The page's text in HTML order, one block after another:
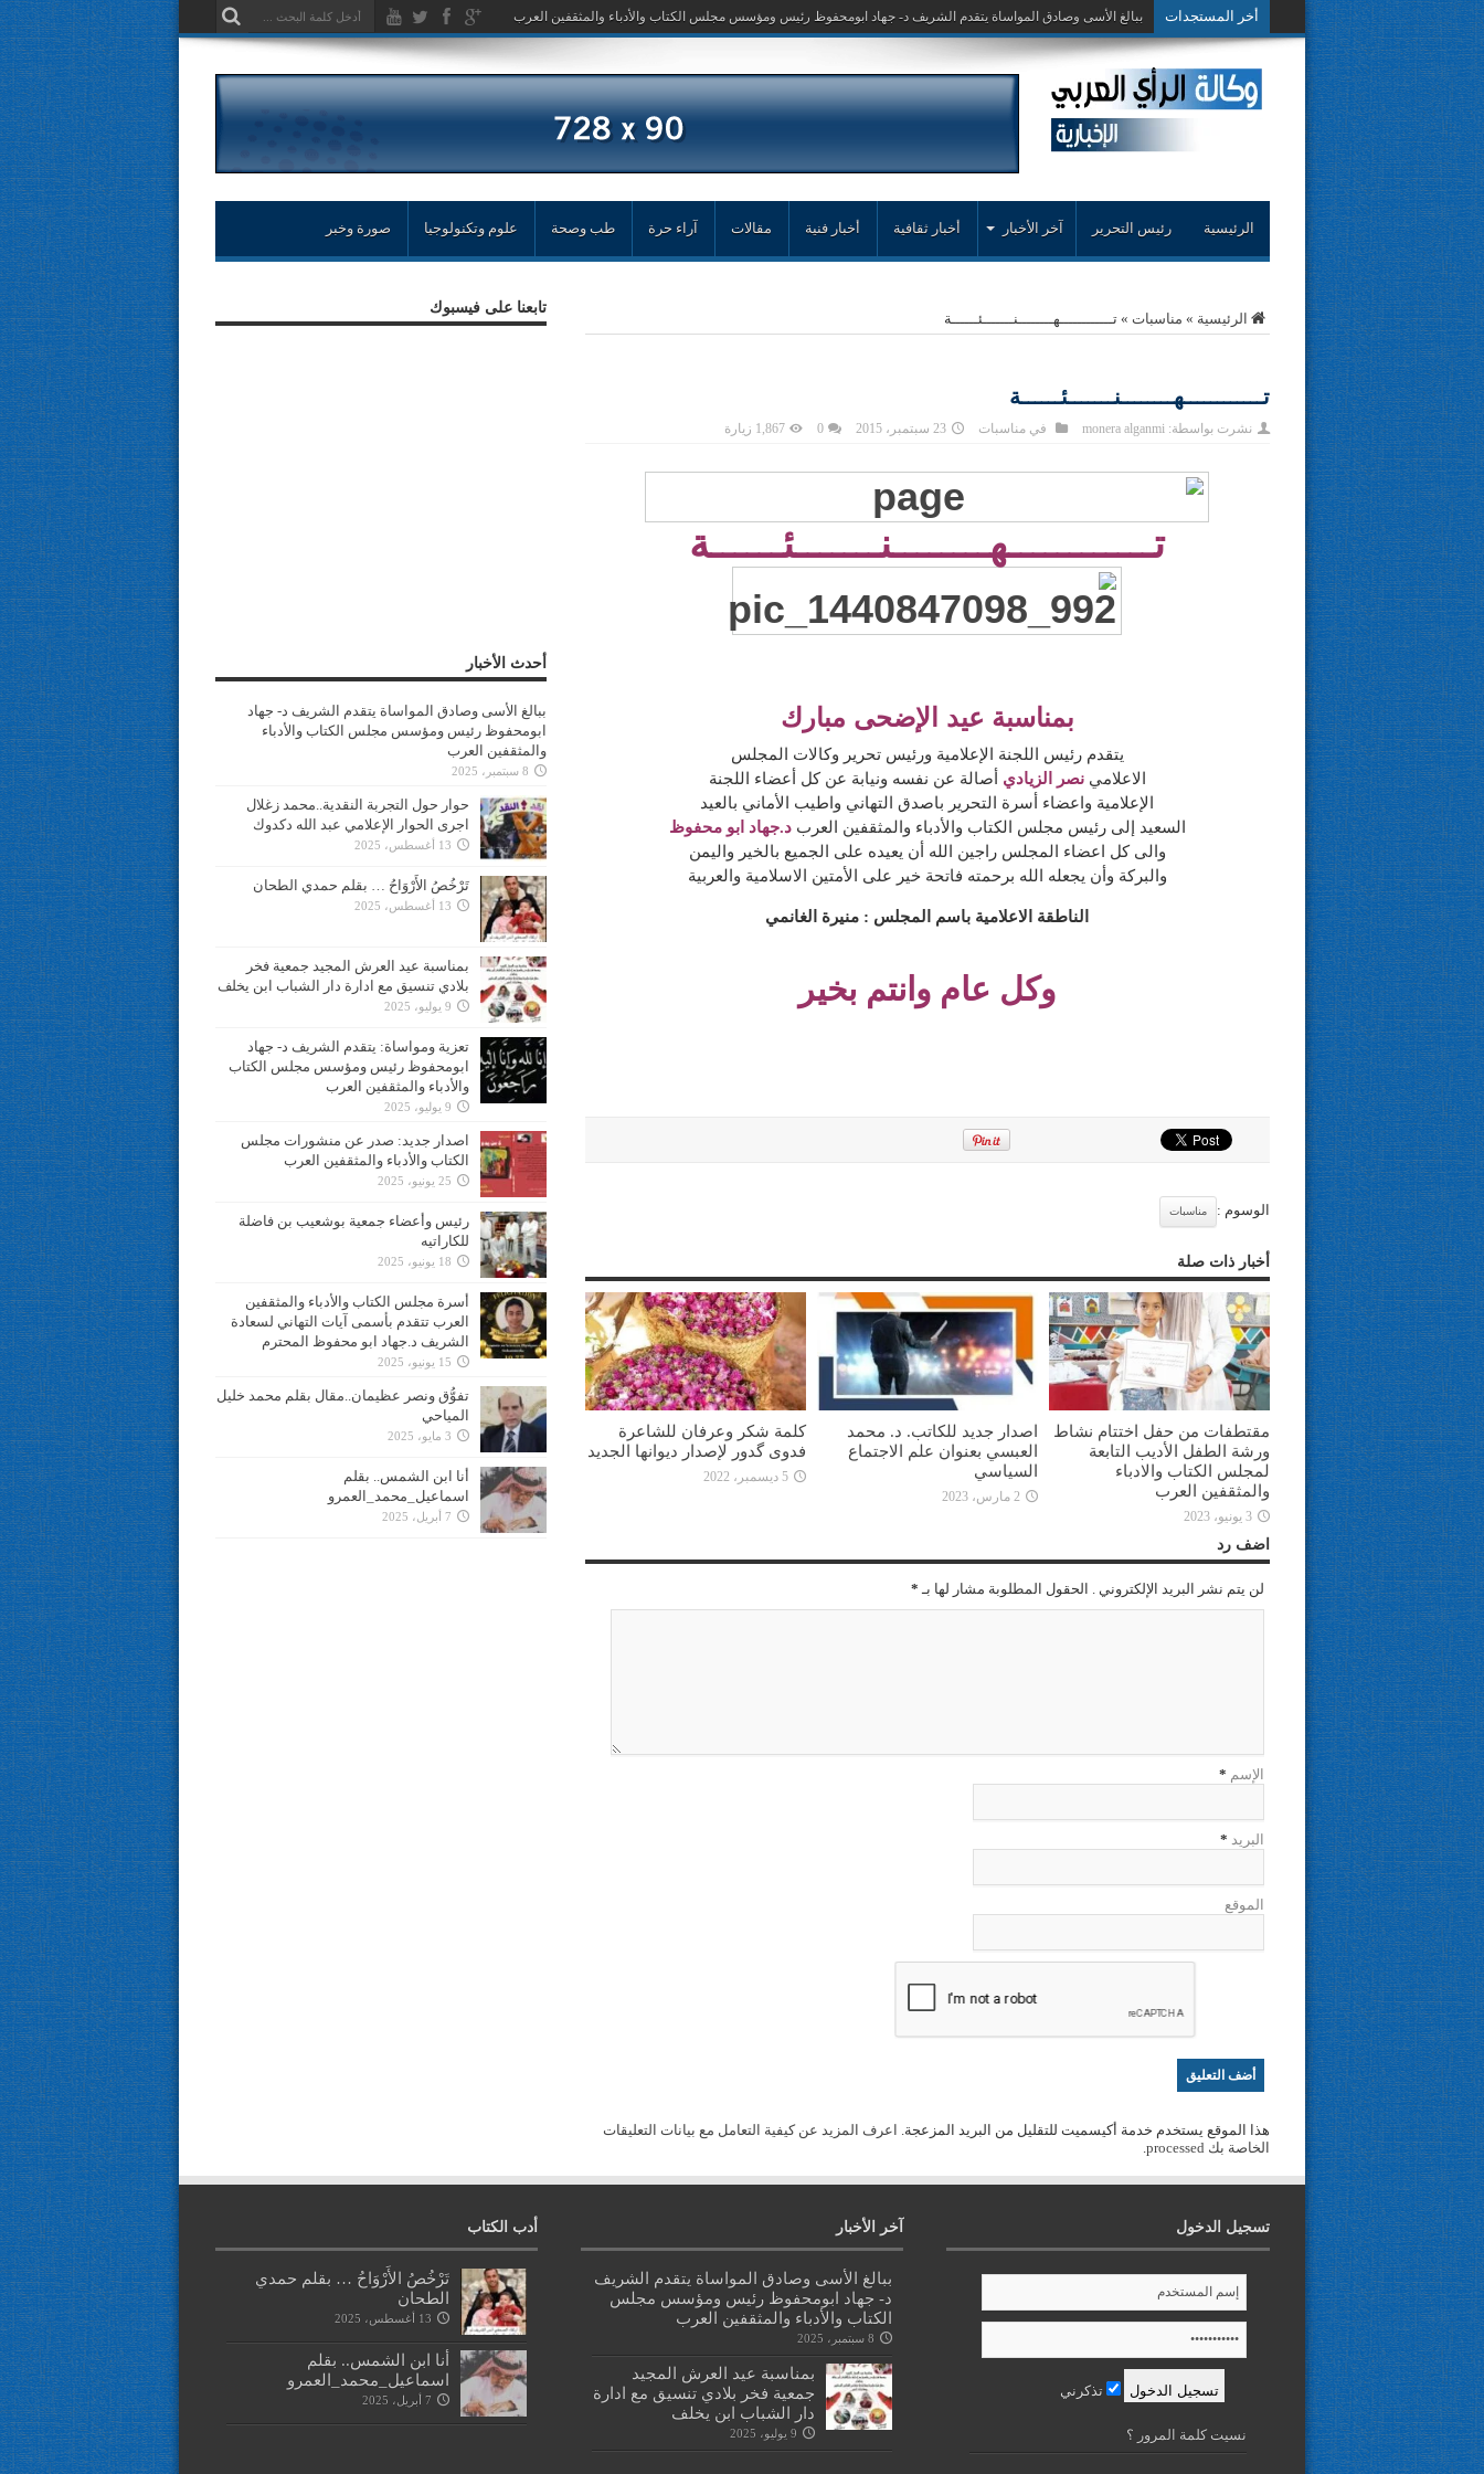
أخر المستجدات حوار حول التجربة ال
الرئيسية رئيس التحرير آخر الأخبار أخبار ثقافية أخبار فنية مقالات آراء حرة طب وصحة علوم وتكنولوجيا صورة وخبر
الرئيسية » مناسبات »تــــــــــــهــــــــنـــــــئــــــة
تــــــــــــهــــــــنـــــــئــــــة
نشرت بواسطة:monera alganmi فيمناسبات 23 سبتمبر، 2015 0 1,867 زيارة
تــــــــــــهــــــــنـــــــئــــــة
بمناسبة عيد الإضحى مبارك
يتقدم رئيس اللجنة الإعلامية ورئيس تحرير وكالات المجلس
الاعلامي نصر الزيادي أصالة عن نفسه ونيابة عن كل أعضاء اللجنة
الإعلامية واعضاء أسرة التحرير باصدق التهاني واطيب الأماني بالعيد
السعيد إلى رئيس مجلس الكتاب والأدباء والمثقفين العربد.جهاد ابو محفوظ
والى كل اعضاء المجلس راجين الله أن يعيده على الجميع بالخير واليمن
والبركة وأن يجعله الله برحمته فاتحة خير على الأمتين الاسلامية والعربية
الناطقة الاعلامية باسم المجلس : منيرة الغانمي
وكل عام وانتم بخير
الوسوم : مناسبات
أخبار ذات صلة
مقتطفات من حفل اختتام نشاط
ورشة الطفل الأديب التابعة
لمجلس الكتاب والادباء
والمثقفين العرب
3 يونيو، 2023
اصدار جديد للكاتب. د. محمد
العبسي بعنوان علم الاجتماع
السياسي
2 مارس، 2023
كلمة شكر وعرفان للشاعرة
فدوى گدور لإصدار ديوانها الجديد
5 ديسمبر، 2022
اضف رد
لن يتم نشر البريد الإلكتروني . الحقول المطلوبة مشار لها بـ *
الإسم *
البريد *
الموقع
هذا الموقع يستخدم خدمة أكيسميت للتقليل من البريد المزعجة. اعرف المزيد عن كيفية التعامل مع بيانات التعليقات
الخاصة بك processed
.
تابعنا على فيسبوك
أحدث الأخبار
ببالغ الأسى وصادق المواساة يتقدم الشريف د- جهاد
ابومحفوظ رئيس ومؤسس مجلس الكتاب والأدباء
والمثقفين العرب
8 سبتمبر، 2025
حوار حول التجربة النقدية..محمد زغلال
اجرى الحوار الإعلامي عبد الله دكدوك
13 أغسطس، 2025
تَرْخُصُ الأَرْوَاحُ … بقلم حمدي الطحان
13 أغسطس، 2025
بمناسبة عيد العرش المجيد جمعية فخر
بلادي تنسيق مع ادارة دار الشباب ابن يخلف
9 يوليو، 2025
تعزية ومواساة: يتقدم الشريف د- جهاد
ابومحفوظ رئيس ومؤسس مجلس الكتاب
والأدباء والمثقفين العرب
9 يوليو، 2025
اصدار جديد: صدر عن منشورات مجلس
الكتاب والأدباء والمثقفين العرب
25 يونيو، 2025
رئيس وأعضاء جمعية بوشعيب بن فاضلة
للكاراتيه
18 يونيو، 2025
أسرة مجلس الكتاب والأدباء والمثقفين
العرب تتقدم بأسمى آيات التهاني لسعادة
الشريف د.جهاد ابو محفوظ المحترم
15 يونيو، 2025
تفوُّق ونصر عظيمان..مقال بقلم محمد خليل
المياحي
3 مايو، 2025
أنا ابن الشمس.. بقلم
اسماعيل_محمد_العمرو
7 أبريل، 2025
تسجيل الدخول
تذكرني
نسيت كلمة المرور ؟
آخر الأخبار
ببالغ الأسى وصادق المواساة يتقدم الشريف
د- جهاد ابومحفوظ رئيس ومؤسس مجلس
الكتاب والأدباء والمثقفين العرب
8 سبتمبر، 2025
بمناسبة عيد العرش المجيد
جمعية فخر بلادي تنسيق مع ادارة
دار الشباب ابن يخلف
9 يوليو، 2025
أدب الكتاب
تَرْخُصُ الأَرْوَاحُ … بقلم حمدي
الطحان
13 أغسطس، 2025
أنا ابن الشمس.. بقلم
اسماعيل_محمد_العمرو
7 أبريل، 2025